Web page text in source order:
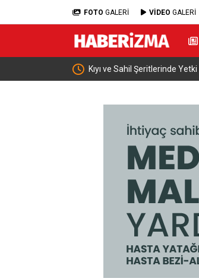
FOTO GALERİ VİDEO GALERİ
İran: “ABD ile müzakere